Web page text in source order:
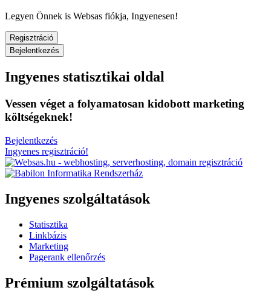
Legyen Önnek is Websas fiókja, Ingyenesen!
Regisztráció
Bejelentkezés
Ingyenes statisztikai oldal
Vessen véget a folyamatosan kidobott marketing
költségeknek!
Bejelentkezés
Ingyenes regisztráció!
Ingyenes szolgáltatások
Statisztika
Linkbázis
Marketing
Pagerank ellenőrzés
Prémium szolgáltatások